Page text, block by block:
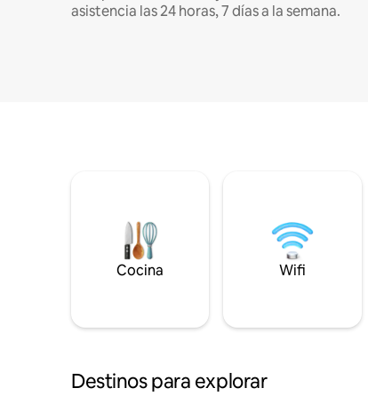
asistencia las 24 horas, 7 días a la semana.
Cocina Wifi
Destinos para explorar